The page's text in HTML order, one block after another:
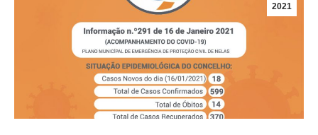
2021